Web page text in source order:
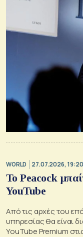
WORLD 27.07.2026, 19:20
Το Peacock
YouTube
Από τις αρχές του
υπηρεσίας θα είναι
YouTube Premium